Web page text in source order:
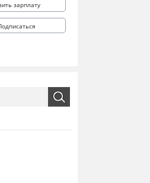
зарплату